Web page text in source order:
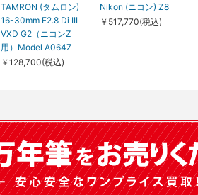
TAMRON (タムロン)
16-30mm F2.8 Di III
VXD G2（ニコンZ
用）Model A064Z
￥128,700(税込)
Nikon (ニコン) Z8
￥517,770(税込)